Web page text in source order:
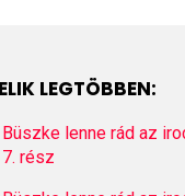
LEGTÖBBEN:
Büszke lenne rád az
7. rész